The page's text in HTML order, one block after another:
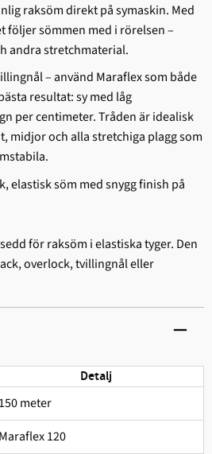
raksöm direkt på symaskin. Med
följer sömmen med i rörelsen –
andra stretchmaterial.
– använd Maraflex som både
resultat: sy med låg
per centimeter. Tråden är idealisk
midjor och alla stretchiga plagg som
elastisk söm med snygg finish på
för raksöm i elastiska tyger. Den
overlock, tvillingnål eller
Detalj
150 meter
Maraflex 120